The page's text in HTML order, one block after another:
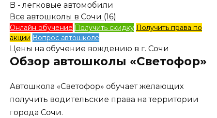
B - легковые автомобили
Все автошколы в Сочи (16)
Онлайн обучение Получить скидку Получить права по
акции Вопрос автошколе
Цены на обучение вождению в г. Сочи
Обзор автошколы «Светофор»
Автошкола «Светофор» обучает желающих
получить водительские права на территории
города Сочи.